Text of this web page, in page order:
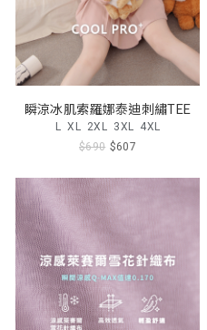
瞬涼冰肌索羅娜泰迪刺繡TEE
L XL 2XL 3XL 4XL
$690 $607